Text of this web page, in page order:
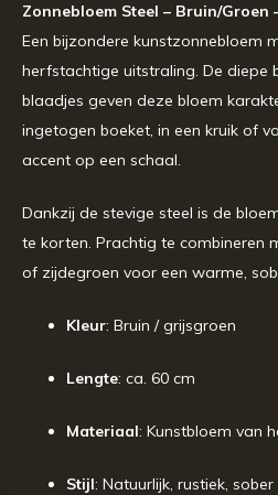
Zonnebloem Steel – Bruin/Groen
Een bijzondere kunstzonnebloem
herfstachtige uitstraling. De diepe
blaadjes geven deze bloem
ingetogen boeket, in een kruik of
accent op een schaal.
Dankzij de stevige steel is de
te korten. Prachtig te combineren
of zijdegroen voor een warme,
Kleur: Bruin / grijsgroen
Lengte: ca. 60 cm
Materiaal: Kunstbloem van
Stijl: Natuurlijk, rustiek, sober